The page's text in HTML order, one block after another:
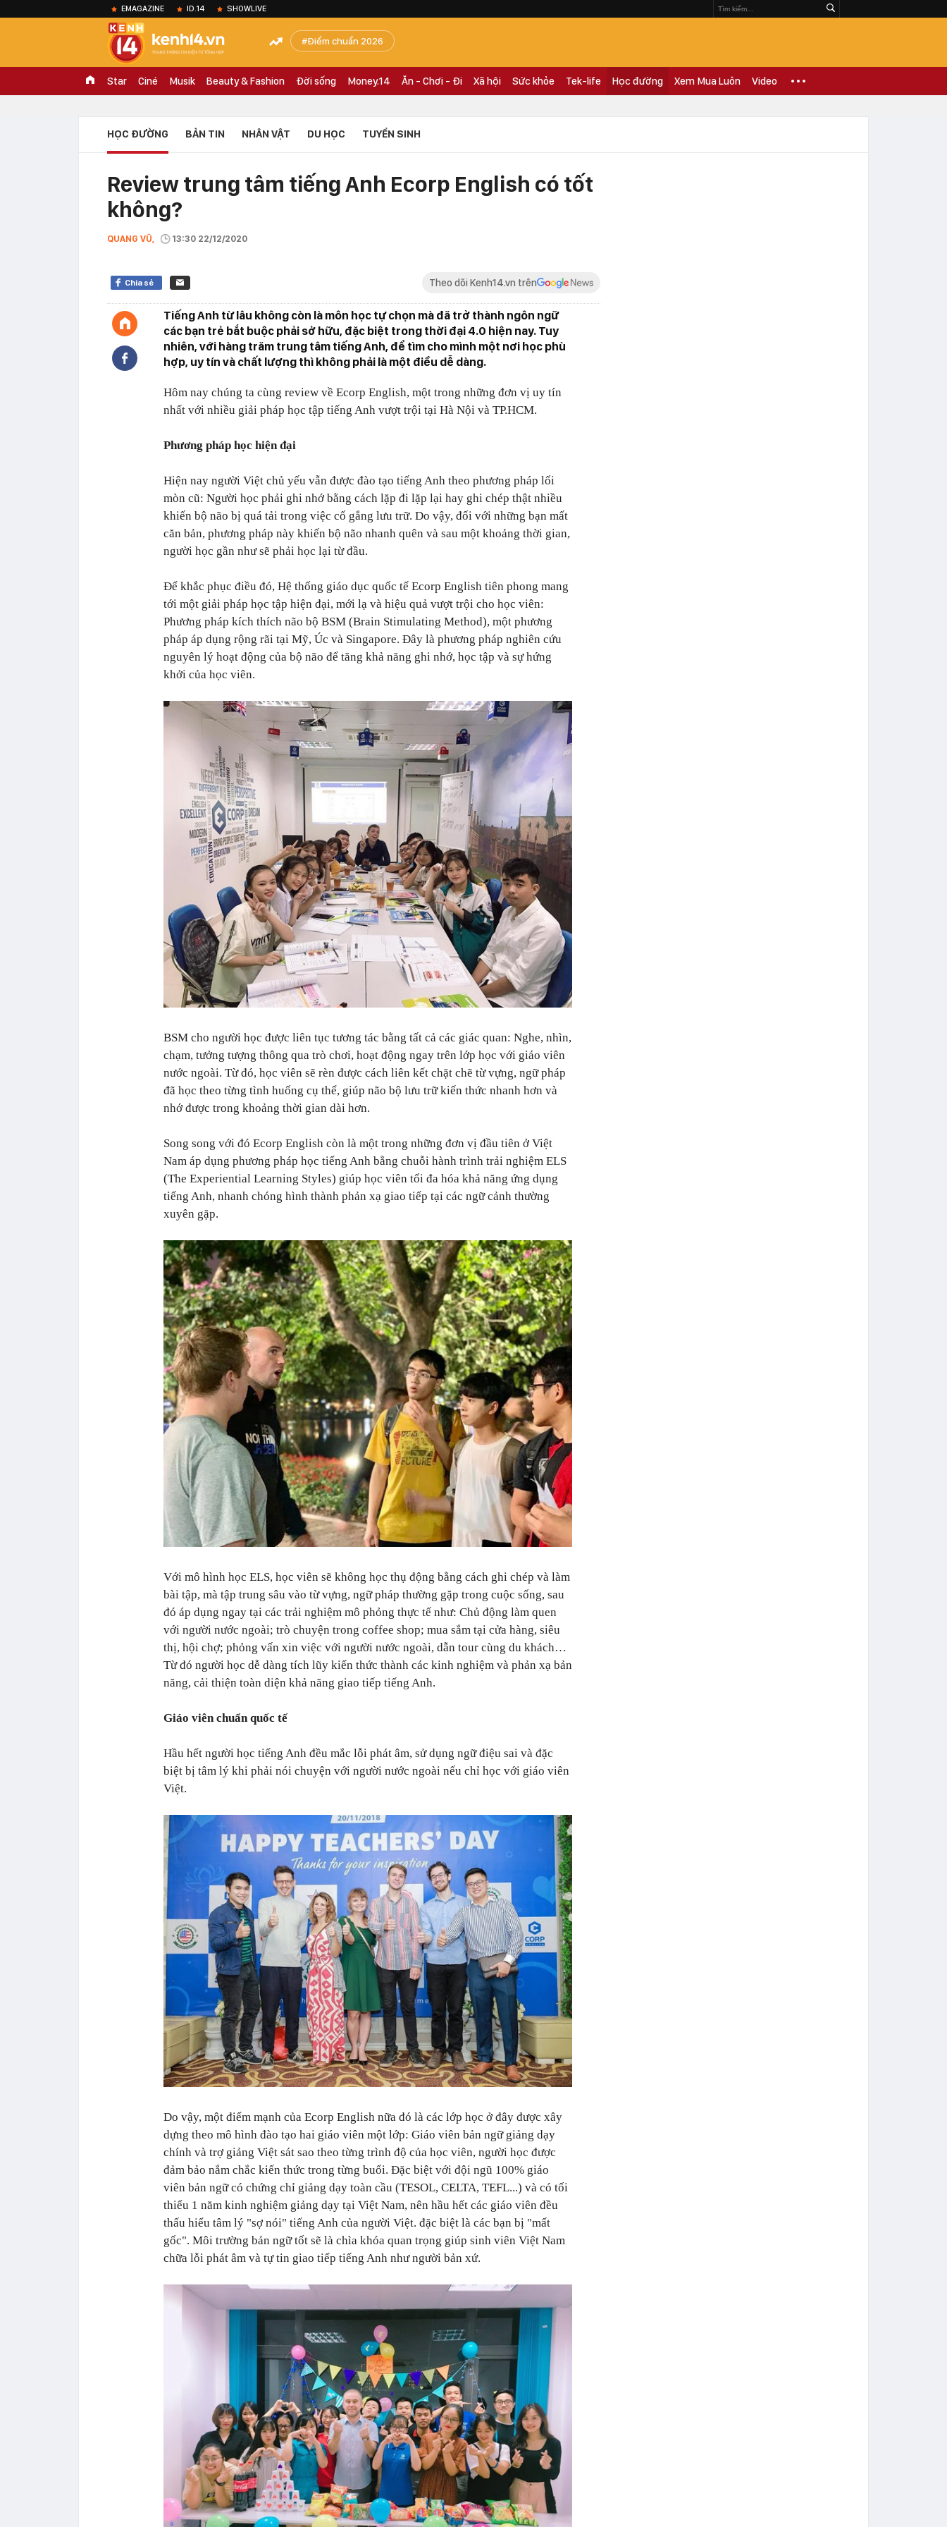
EMAGAZINE ID.14 SHOWLIVE
Điểm chuẩn 2026
Star Ciné Musik Beauty & Fashion Đời sống Money.14 Ăn - Chơi - Đi Xã hội Sức khỏe Tek-life Học đường Xem Mua Luôn Video
HỌC ĐƯỜNG BẢN TIN NHÂN VẬT DU HỌC TUYỂN SINH
Review trung tâm tiếng Anh Ecorp English có tốt
không?
QUANG VŨ, 13:30 22/12/2020
Chia sẻ Theo dõi Kenh14.vn trên
Tiếng Anh từ lâu không còn là môn học tự chọn mà đã trở thành ngôn ngữ
các bạn trẻ bắt buộc phải sở hữu, đặc biệt trong thời đại 4.0 hiện nay. Tuy
nhiên, với hàng trăm trung tâm tiếng Anh, để tìm cho mình một nơi học phù
hợp, uy tín và chất lượng thì không phải là một điều dễ dàng.
Hôm nay chúng ta cùng review về Ecorp English, một trong những đơn vị uy tín
nhất với nhiều giải pháp học tập tiếng Anh vượt trội tại Hà Nội và TP.HCM.
Phương pháp học hiện đại
Hiện nay người Việt chủ yếu vẫn được đào tạo tiếng Anh theo phương pháp lối
mòn cũ: Người học phải ghi nhớ bằng cách lặp đi lặp lại hay ghi chép thật nhiều
khiến bộ não bị quá tải trong việc cố gắng lưu trữ. Do vậy, đối với những bạn mất
căn bản, phương pháp này khiến bộ não nhanh quên và sau một khoảng thời gian,
người học gần như sẽ phải học lại từ đầu.
Để khắc phục điều đó, Hệ thống giáo dục quốc tế Ecorp English tiên phong mang
tới một giải pháp học tập hiện đại, mới lạ và hiệu quả vượt trội cho học viên:
Phương pháp kích thích não bộ BSM (Brain Stimulating Method), một phương
pháp áp dụng rộng rãi tại Mỹ, Úc và Singapore. Đây là phương pháp nghiên cứu
nguyên lý hoạt động của bộ não để tăng khả năng ghi nhớ, học tập và sự hứng
khởi của học viên.
BSM cho người học được liên tục tương tác bằng tất cả các giác quan: Nghe, nhìn,
chạm, tưởng tượng thông qua trò chơi, hoạt động ngay trên lớp học với giáo viên
nước ngoài. Từ đó, học viên sẽ rèn được cách liên kết chặt chẽ từ vựng, ngữ pháp
đã học theo từng tình huống cụ thể, giúp não bộ lưu trữ kiến thức nhanh hơn và
nhớ được trong khoảng thời gian dài hơn.
Song song với đó Ecorp English còn là một trong những đơn vị đầu tiên ở Việt
Nam áp dụng phương pháp học tiếng Anh bằng chuỗi hành trình trải nghiệm ELS
(The Experiential Learning Styles) giúp học viên tối đa hóa khả năng ứng dụng
tiếng Anh, nhanh chóng hình thành phản xạ giao tiếp tại các ngữ cảnh thường
xuyên gặp.
Với mô hình học ELS, học viên sẽ không học thụ động bằng cách ghi chép và làm
bài tập, mà tập trung sâu vào từ vựng, ngữ pháp thường gặp trong cuộc sống, sau
đó áp dụng ngay tại các trải nghiệm mô phỏng thực tế như: Chủ động làm quen
với người nước ngoài; trò chuyện trong coffee shop; mua sắm tại cửa hàng, siêu
thị, hội chợ; phỏng vấn xin việc với người nước ngoài, dẫn tour cùng du khách…
Từ đó người học dễ dàng tích lũy kiến thức thành các kinh nghiệm và phản xạ bản
năng, cải thiện toàn diện khả năng giao tiếp tiếng Anh.
Giáo viên chuẩn quốc tế
Hầu hết người học tiếng Anh đều mắc lỗi phát âm, sử dụng ngữ điệu sai và đặc
biệt bị tâm lý khi phải nói chuyện với người nước ngoài nếu chỉ học với giáo viên
Việt.
Do vậy, một điểm mạnh của Ecorp English nữa đó là các lớp học ở đây được xây
dựng theo mô hình đào tạo hai giáo viên một lớp: Giáo viên bản ngữ giảng dạy
chính và trợ giảng Việt sát sao theo từng trình độ của học viên, người học được
đảm bảo nắm chắc kiến thức trong từng buổi. Đặc biệt với đội ngũ 100% giáo
viên bản ngữ có chứng chỉ giảng dạy toàn cầu (TESOL, CELTA, TEFL...) và có tối
thiểu 1 năm kinh nghiệm giảng dạy tại Việt Nam, nên hầu hết các giáo viên đều
thấu hiểu tâm lý "sợ nói" tiếng Anh của người Việt. đặc biệt là các bạn bị "mất
gốc". Môi trường bản ngữ tốt sẽ là chìa khóa quan trọng giúp sinh viên Việt Nam
chữa lỗi phát âm và tự tin giao tiếp tiếng Anh như người bản xứ.